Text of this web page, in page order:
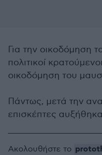
Για την οικοδόμηση
πολιτικοί
οικοδόμηση του
Πάντως, μετά την
επισκέπτες
Ακολουθήστε το